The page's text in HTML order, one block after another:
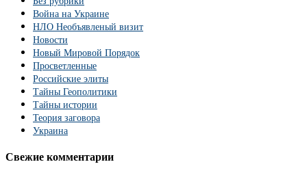
Война на Украине
НЛО Необъявленый визит
Новости
Новый Мировой Порядок
Просветленные
Российские элиты
Тайны Геополитики
Тайны истории
Теория заговора
Украина
Свежие комментарии